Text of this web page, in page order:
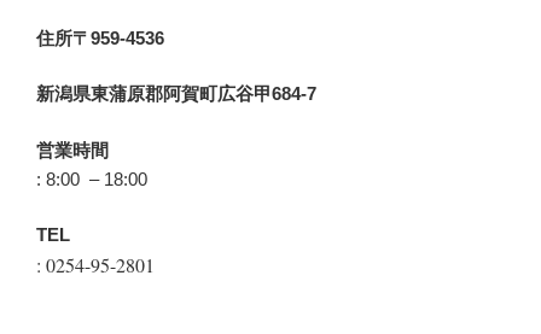
住所〒959-4536
新潟県東蒲原郡阿賀町広谷甲684-7
営業時間
: 8:00 – 18:00
TEL
: 0254-95-2801